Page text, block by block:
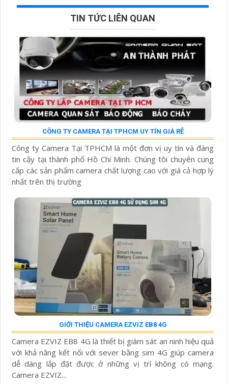
TIN TỨC LIÊN QUAN
CÔNG TY CAMERA TẠI TPHCM UY TÍN GIÁ RẺ
Công ty Camera Tại TPHCM là một đơn vị uy tín và đáng
tin cậy tại thành phố Hồ Chí Minh. Chúng tôi chuyên cung
cấp các sản phẩm camera chất lượng cao với giá cả hợp lý
nhất trên thị trường
GIỚI THIỆU CAMERA EZVIZ EB8 4G
Camera EZVIZ EB8 4G là thiết bị giám sát an ninh hiệu quả
với khả năng kết nối với sever bằng sim 4G giúp camera
dễ dàng lắp đặt được ở những vị trí không có mạng.
Camera EZVIZ...